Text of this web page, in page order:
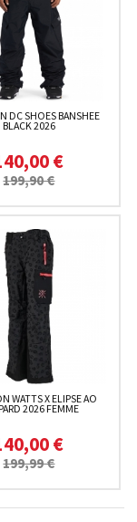
DC SHOES BANSHEE
BLACK 2026
€
199,90 €
WATTS X ELIPSE AO
2026 FEMME
€
199,99 €